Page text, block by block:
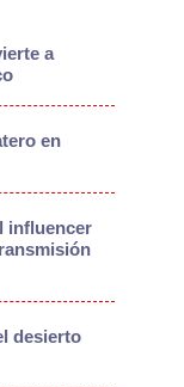
a
en
influencer
desierto